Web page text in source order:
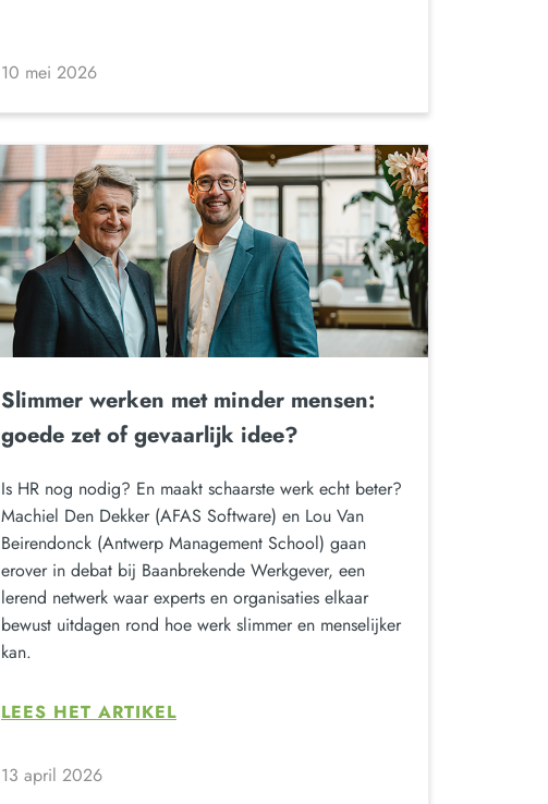
10 mei 2026
Slimmer werken met minder mensen:
goede zet of gevaarlijk idee?
Is HR nog nodig? En maakt schaarste werk echt beter?
Machiel Den Dekker (AFAS Software) en Lou Van
Beirendonck (Antwerp Management School) gaan
erover in debat bij Baanbrekende Werkgever, een
lerend netwerk waar experts en organisaties elkaar
bewust uitdagen rond hoe werk slimmer en menselijker
kan.
LEES HET ARTIKEL
13 april 2026